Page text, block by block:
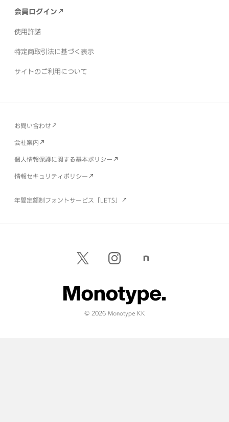
会員ログイン
使用許諾
特定商取引法に基づく表示
サイトのご利用について
お問い合わせ
会社案内
個人情報保護に関する基本ポリシー
情報セキュリティポリシー
年間定額制フォントサービス「LETS」
© 2026 Monotype KK